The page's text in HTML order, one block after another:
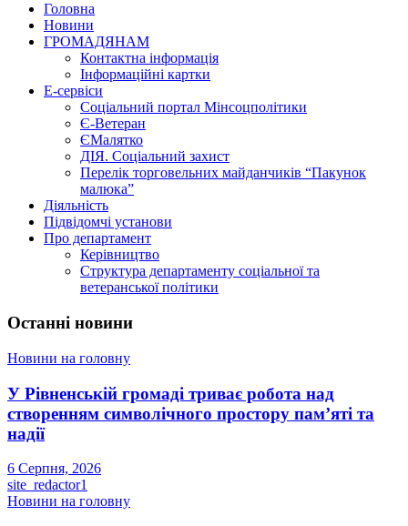
Головна
Новини
ГРОМАДЯНАМ
Контактна інформація
Інформаційні картки
Е-сервіси
Соціальний портал Мінсоцполітики
Є-Ветеран
ЄМалятко
ДІЯ. Соціальний захист
Перелік торговельних майданчиків “Пакунок
малюка”
Діяльність
Підвідомчі установи
Про департамент
Керівництво
Структура департаменту соціальної та
ветеранської політики
Останні новини
Новини на головну
У Рівненській громаді триває робота над
створенням символічного простору пам’яті та
надії
6 Серпня, 2026
site_redactor1
Новини на головну